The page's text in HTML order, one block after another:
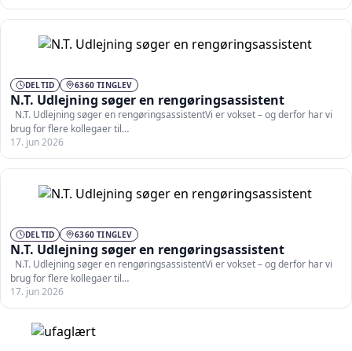
DELTID 6360 TINGLEV
N.T. Udlejning søger en rengøringsassistent
N.T. Udlejning søger en rengøringsassistentVi er vokset – og derfor har vi
brug for flere kollegaer til…
17. jun 2026
DELTID 6360 TINGLEV
N.T. Udlejning søger en rengøringsassistent
N.T. Udlejning søger en rengøringsassistentVi er vokset – og derfor har vi
brug for flere kollegaer til…
17. jun 2026